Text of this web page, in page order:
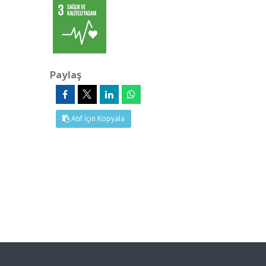
Paylaş
Atıf İçin Kopyala